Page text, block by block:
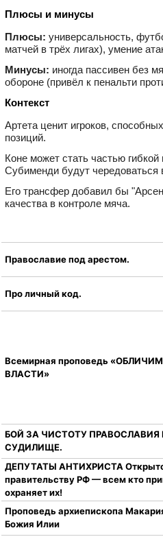
Плюсы и минусы
Плюсы: универсальность,
матчей в трёх лигах), умение
Минусы: иногда пассивен без
обороне (привёл к пенальти
Контекст
Артета ценит игроков,
позиций.
Коне может стать частью
Субименди будут чередоваться
Его трансфер добавил бы
качества в контроле мяча.
Православие под арестом.
Про личный код.
Всемирная проповедь
ВЛАСТИ»
БОЙ ЗА ЧИСТОТУ
СУДИЛИЩЕ.
ДЕПУТАТЫ АНТИХРИСТА
правительству РФ — всем кто
охраняет их!
Проповедь архиепископа
Божия Илии